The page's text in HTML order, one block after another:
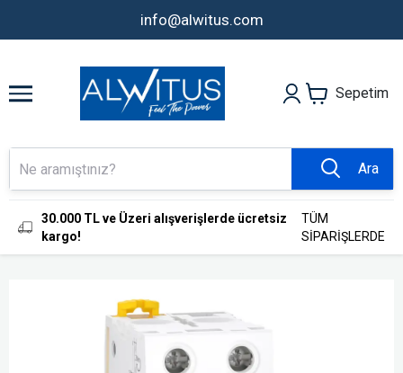
info@alwitus.com
Sepetim
Ara
30.000 TL ve Üzeri alışverişlerde ücretsiz
kargo!
TÜM
SİPARİŞLERDE